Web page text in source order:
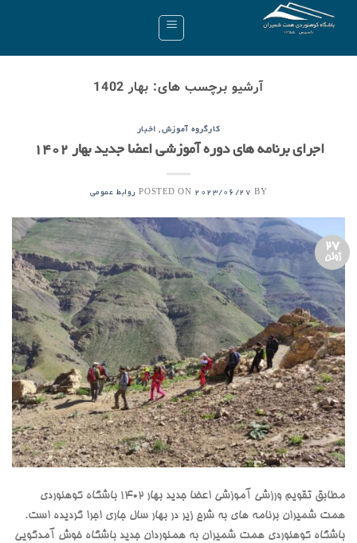
آرشیو برچسب های: بهار 1402
کارگروه آموزش, اخبار
اجرای برنامه های دوره آموزشی اعضا جدید بهار 1402
POSTED ON 2023/06/27 BY روابط عمومی
27
ژوئن
مطابق تقویم ورزشی آموزشی اعضا جدید بهار 1402 باشگاه کوهنوردی
همت شمیران برنامه های به شرح زیر در بهار سال جاری اجرا گردیده است.
باشگاه کوهنوردی همت شمیران به همنوردان جدید باشگاه خوش آمدگویی